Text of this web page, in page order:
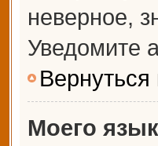
неверное,
Уведомите
Вернуться
Моего